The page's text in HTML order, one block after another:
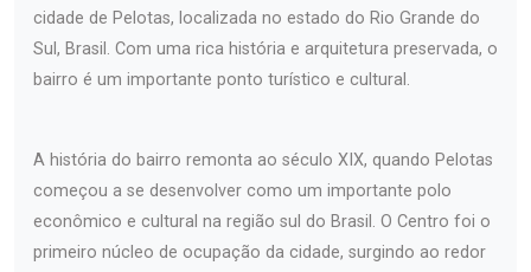
cidade de Pelotas, localizada no estado do Rio Grande do
Sul, Brasil. Com uma rica história e arquitetura preservada, o
bairro é um importante ponto turístico e cultural.
A história do bairro remonta ao século XIX, quando Pelotas
começou a se desenvolver como um importante polo
econômico e cultural na região sul do Brasil. O Centro foi o
primeiro núcleo de ocupação da cidade, surgindo ao redor